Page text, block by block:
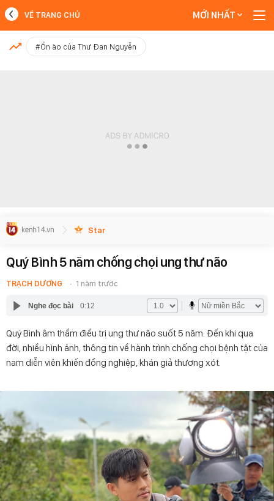
MỚI NHẤT
VỀ TRANG CHỦ MỚI NHẤT
#Ồn ào của Thư Đan Nguyễn
Star
Quý Bình 5 năm chống chọi ung thư não
TRẠCH DƯƠNG 1 năm trước
Nghe đọc bài 0:12
Quý Bình âm thầm điều trị ung thư não suốt 5 năm. Đến khi qua
đời, nhiều hình ảnh, thông tin về hành trình chống chọi bệnh tật của
nam diễn viên khiến đồng nghiệp, khán giả thương xót.